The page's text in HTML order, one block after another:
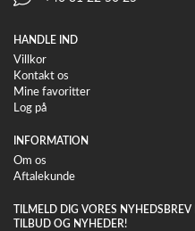
HANDLE IND
Villkor
Kontakt os
Mine favoritter
Log på
INFORMATION
Om os
Aftalekunde
TILMELD DIG VORES
TILBUD OG NYHEDER!